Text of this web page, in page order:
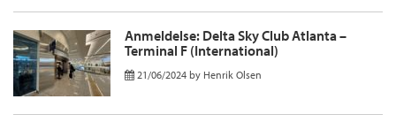
Anmeldelse: Delta Sky Club Atlanta –
Terminal F (International)
21/06/2024 by Henrik Olsen